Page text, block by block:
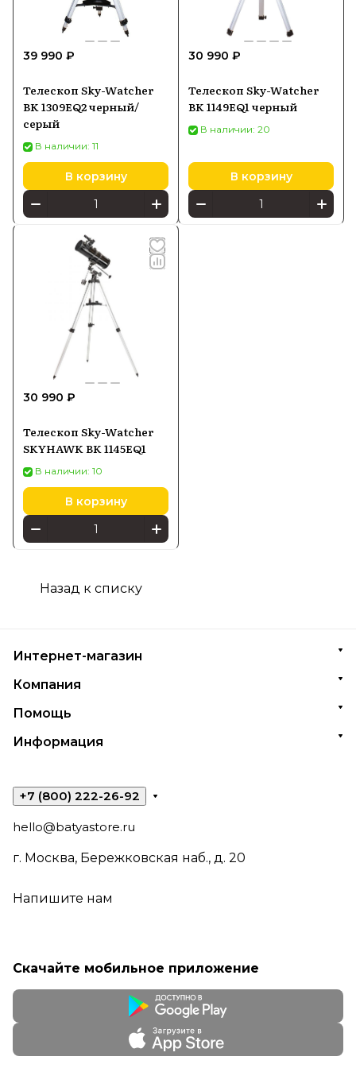
Купить телескопы Sky-Watcher можно в
Batya Store с официальной гарантией
производителя и быстрой доставкой по
39 990 ₽
Телескоп Sky-Watcher
BK 1309EQ2 черный/
серый
В наличии: 11
В корзину
30 990 ₽
Телескоп Sky-Watcher
BK 1149EQ1 черный
В наличии: 20
В корзину
30 990 ₽
Телескоп Sky-Watcher
SKYHAWK BK 1145EQ1
В наличии: 10
В корзину
Назад к списку
Интернет-магазин
Компания
Помощь
Информация
+7 (800) 222-26-92
hello@batyastore.ru
г. Москва, Бережковская наб., д. 20
Напишите нам
Скачайте мобильное приложение